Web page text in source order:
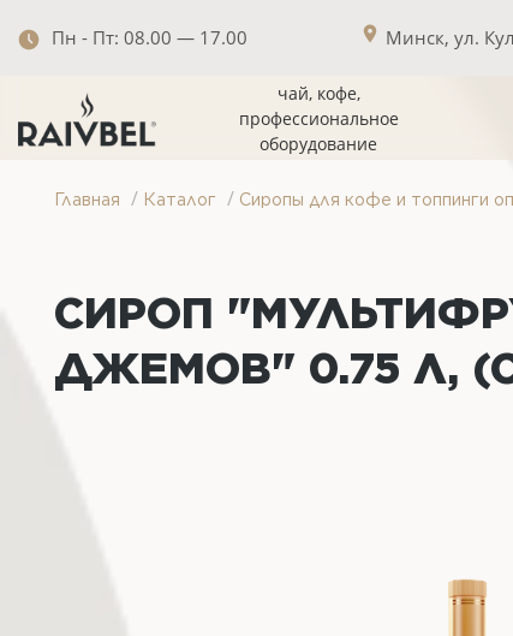
Пн - Пт: 08.00 — 17.00 Минск, ул.
чай, кофе,
профессиональное
оборудование
Главная / Каталог / Сиропы для кофе и топпинги
СИРОП
ДЖЕМОВ" 0.75 Л,